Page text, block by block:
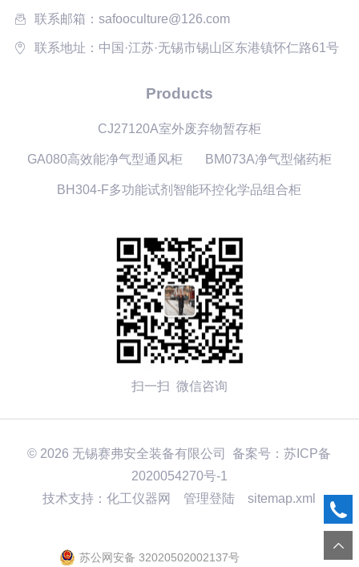
联系邮箱：safooculture@126.com
联系地址：中国·江苏·无锡市锡山区东港镇怀仁路61号
Products
CJ27120A室外废弃物暂存柜
GA080高效能净气型通风柜 BM073A净气型储药柜
BH304-F多功能试剂智能环控化学品组合柜
扫一扫 微信咨询
© 2026 无锡赛弗安全装备有限公司 备案号：苏ICP备
2020054270号-1
技术支持：化工仪器网 管理登陆 sitemap.xml
苏公网安备 32020502002137号